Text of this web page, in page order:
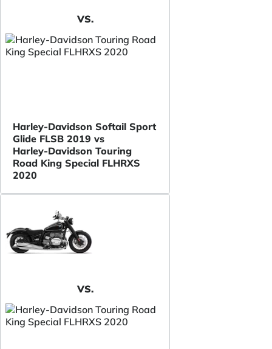
VS.
Harley-Davidson Softail Sport
Glide FLSB 2019 vs
Harley-Davidson Touring
Road King Special FLHRXS
2020
VS.